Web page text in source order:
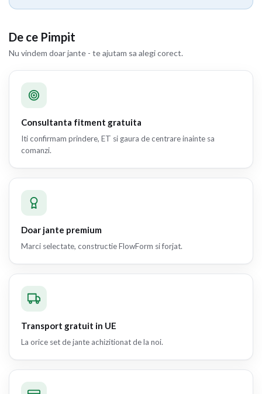
De ce Pimpit
Nu vindem doar jante - te ajutam sa alegi corect.
Consultanta fitment gratuita
Iti confirmam prindere, ET si gaura de centrare inainte sa
comanzi.
Doar jante premium
Marci selectate, constructie FlowForm si forjat.
Transport gratuit in UE
La orice set de jante achizitionat de la noi.